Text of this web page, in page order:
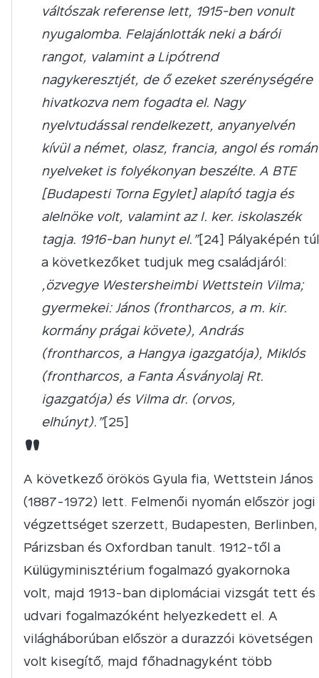
váltószak referense lett, 1915-ben vonult
nyugalomba. Felajánlották neki a bárói
rangot, valamint a Lipótrend
nagykeresztjét, de ő ezeket szerénységére
hivatkozva nem fogadta el. Nagy
nyelvtudással rendelkezett, anyanyelvén
kívül a német, olasz, francia, angol és román
nyelveket is folyékonyan beszélte. A BTE
[Budapesti Torna Egylet] alapító tagja és
alelnöke volt, valamint az I. ker. iskolaszék
tagja. 1916-ban hunyt el.”[24] Pályaképén túl
a következőket tudjuk meg családjáról:
„özvegye Westersheimbi Wettstein Vilma;
gyermekei: János (frontharcos, a m. kir.
kormány prágai követe), András
(frontharcos, a Hangya igazgatója), Miklós
(frontharcos, a Fanta Ásványolaj Rt.
igazgatója) és Vilma dr. (orvos,
elhúnyt).”[25]
"
A következő örökös Gyula fia, Wettstein János
(1887-1972) lett. Felmenői nyomán először jogi
végzettséget szerzett, Budapesten, Berlinben,
Párizsban és Oxfordban tanult. 1912-től a
Külügyminisztérium fogalmazó gyakornoka
volt, majd 1913-ban diplomáciai vizsgát tett és
udvari fogalmazóként helyezkedett el. A
világháborúban először a durazzói követségen
volt kisegítő, majd főhadnagyként több